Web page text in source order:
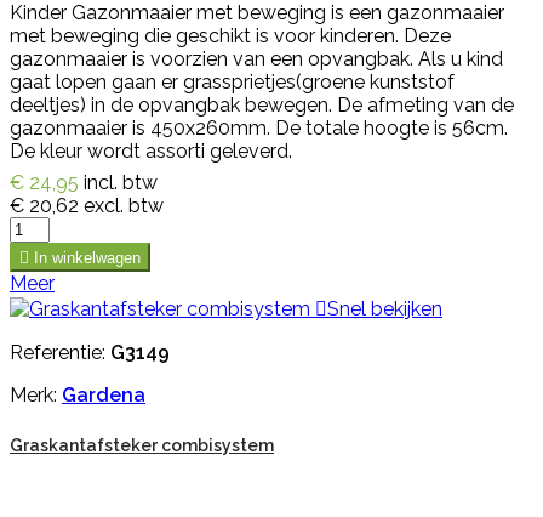
Kinder Gazonmaaier met beweging is een gazonmaaier
met beweging die geschikt is voor kinderen. Deze
gazonmaaier is voorzien van een opvangbak. Als u kind
gaat lopen gaan er grassprietjes(groene kunststof
deeltjes) in de opvangbak bewegen. De afmeting van de
gazonmaaier is 450x260mm. De totale hoogte is 56cm.
De kleur wordt assorti geleverd.
€ 24,95 incl. btw
€ 20,62 excl. btw
 In winkelwagen
Meer
Snel bekijken
Referentie: G3149
Merk: Gardena
Graskantafsteker combisystem